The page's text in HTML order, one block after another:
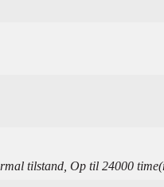
tilstand, Op til 24000